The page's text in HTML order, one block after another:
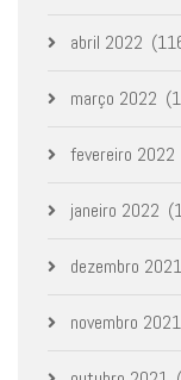
abril 2022
março 2022
fevereiro 2022
janeiro 2022
dezembro 2021
novembro 2021